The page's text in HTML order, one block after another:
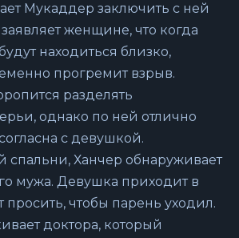
Мукаддер заключить с ней
женщине, что когда
находиться близко,
прогремит взрыв.
разделять
однако по ней отлично
с девушкой.
спальни, Ханчер обнаруживает
мужа. Девушка приходит в
чтобы парень уходил.
доктора, который